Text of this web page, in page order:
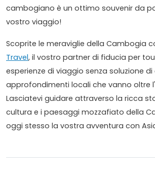
cambogiano è un ottimo souvenir da
vostro viaggio!
Scoprite le meraviglie della Cambogia
Travel, il vostro partner di fiducia per
esperienze di viaggio senza soluzione
approfondimenti locali che vanno oltre
Lasciatevi guidare attraverso la ricca
cultura e i paesaggi mozzafiato della
oggi stesso la vostra avventura con